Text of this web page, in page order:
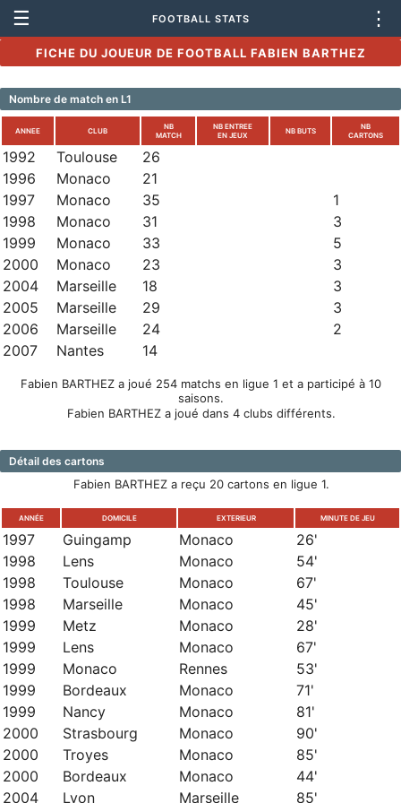
☰ FOOTBALL STATS ⋮
FICHE DU JOUEUR DE FOOTBALL FABIEN BARTHEZ
Nombre de match en L1
ANNEE CLUB
NB
MATCH
NB ENTREE
EN JEUX
NB BUTS
NB
CARTONS
1992 Toulouse
26
1996
Monaco
21
1997
Monaco 35
1
1998
Monaco 31
3
1999
Monaco 33
5
2000
Monaco 23
3
2004
Marseille 18
3
2005
Marseille 29
3
2006
Marseille 24
2
2007
Nantes 14
Fabien BARTHEZ a joué 254 matchs en ligue 1 et a participé à 10
saisons.
Fabien BARTHEZ a joué dans 4 clubs différents.
Détail des cartons
Fabien BARTHEZ a reçu 20 cartons en ligue 1.
ANNÉE DOMICILE EXTERIEUR MINUTE DE JEU
1997 Guingamp Monaco
26'
1998
Lens Monaco
54'
1998
Toulouse Monaco
67'
1998
Marseille Monaco
45'
1999
Metz Monaco
28'
1999
Lens Monaco
67'
1999
Monaco Rennes
53'
1999
Bordeaux Monaco
71'
1999
Nancy Monaco
81'
2000
Strasbourg Monaco
90'
2000
Troyes Monaco
85'
2000
Bordeaux Monaco
44'
2004
Lyon Marseille 85'